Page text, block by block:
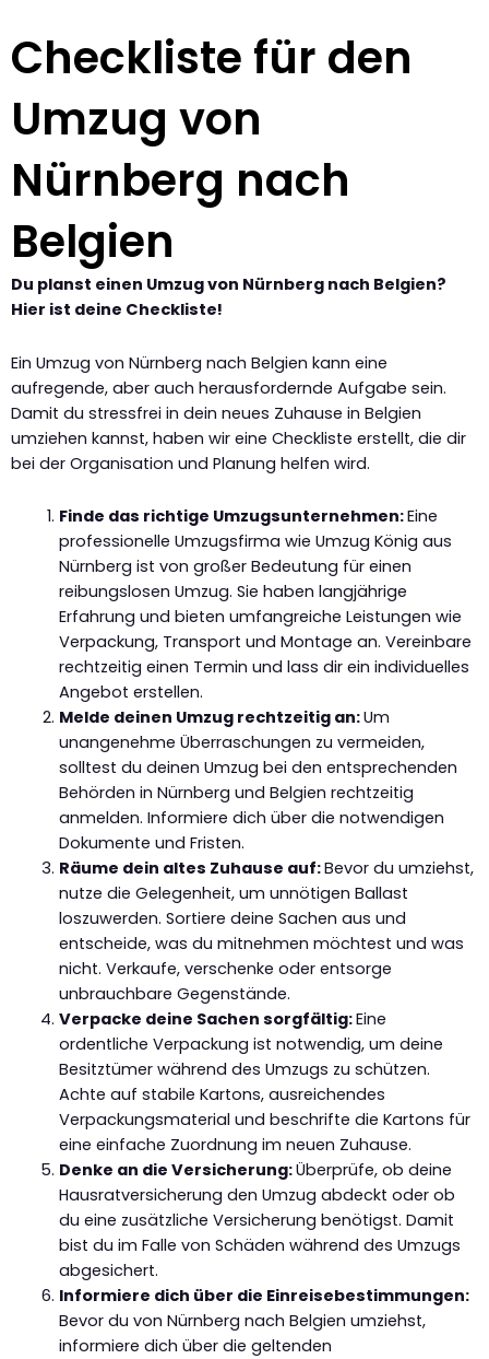
Checkliste für den
Umzug von
Nürnberg nach
Belgien
Du planst einen Umzug von Nürnberg nach Belgien?
Hier ist deine Checkliste!
Ein Umzug von Nürnberg nach Belgien kann eine
aufregende, aber auch herausfordernde Aufgabe sein.
Damit du stressfrei in dein neues Zuhause in Belgien
umziehen kannst, haben wir eine Checkliste erstellt, die dir
bei der Organisation und Planung helfen wird.
Finde das richtige Umzugsunternehmen:Eine
professionelle Umzugsfirma wie Umzug König aus
Nürnberg ist von großer Bedeutung für einen
reibungslosen Umzug. Sie haben langjährige
Erfahrung und bieten umfangreiche Leistungen wie
Verpackung, Transport und Montage an. Vereinbare
rechtzeitig einen Termin und lass dir ein individuelles
Angebot erstellen.
Melde deinen Umzug rechtzeitig an:Um
unangenehme Überraschungen zu vermeiden,
solltest du deinen Umzug bei den entsprechenden
Behörden in Nürnberg und Belgien rechtzeitig
anmelden. Informiere dich über die notwendigen
Dokumente und Fristen.
Räume dein altes Zuhause auf:Bevor du umziehst,
nutze die Gelegenheit, um unnötigen Ballast
loszuwerden. Sortiere deine Sachen aus und
entscheide, was du mitnehmen möchtest und was
nicht. Verkaufe, verschenke oder entsorge
unbrauchbare Gegenstände.
Verpacke deine Sachen sorgfältig:Eine
ordentliche Verpackung ist notwendig, um deine
Besitztümer während des Umzugs zu schützen.
Achte auf stabile Kartons, ausreichendes
Verpackungsmaterial und beschrifte die Kartons für
eine einfache Zuordnung im neuen Zuhause.
Denke an die Versicherung:Überprüfe, ob deine
Hausratversicherung den Umzug abdeckt oder ob
du eine zusätzliche Versicherung benötigst. Damit
bist du im Falle von Schäden während des Umzugs
abgesichert.
Informiere dich über die Einreisebestimmungen:
Bevor du von Nürnberg nach Belgien umziehst,
informiere dich über die geltenden